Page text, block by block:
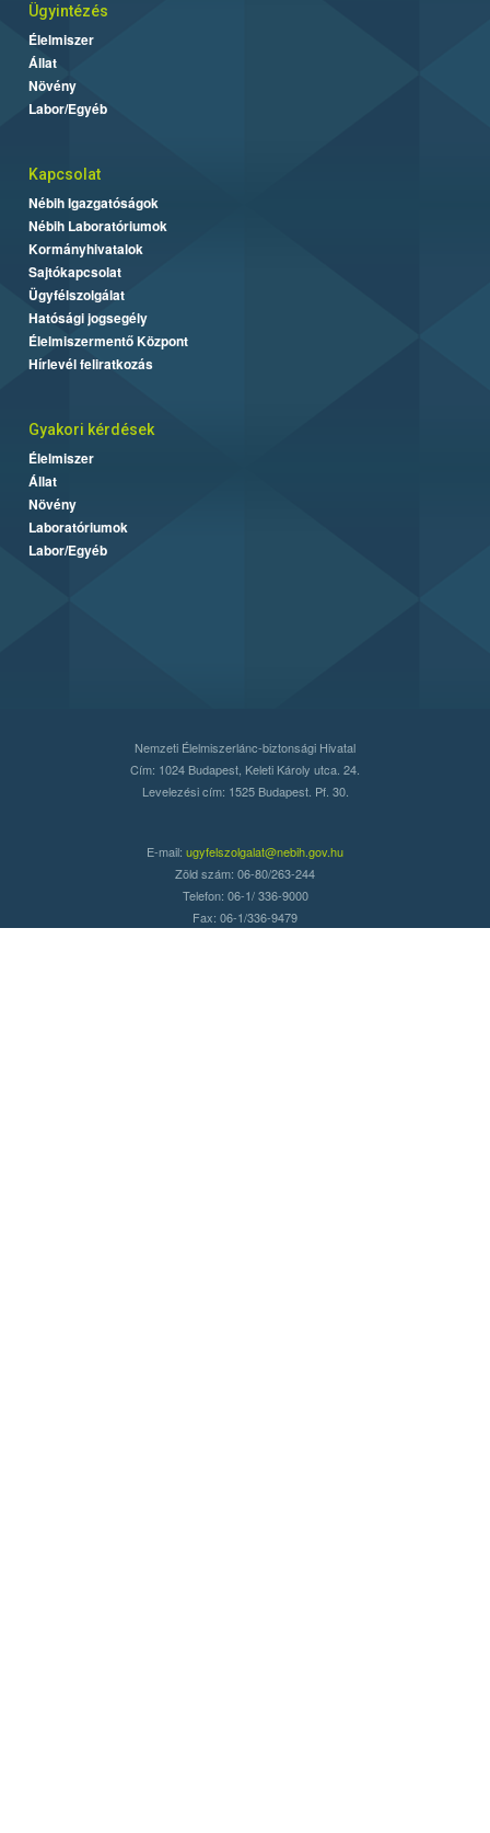
Ügyintézés
Élelmiszer
Állat
Növény
Labor/Egyéb
Kapcsolat
Nébih Igazgatóságok
Nébih Laboratóriumok
Kormányhivatalok
Sajtókapcsolat
Ügyfélszolgálat
Hatósági jogsegély
Élelmiszermentő Központ
Hírlevél feliratkozás
Gyakori kérdések
Élelmiszer
Állat
Növény
Laboratóriumok
Labor/Egyéb
Nemzeti Élelmiszerlánc-biztonsági Hivatal
Cím: 1024 Budapest, Keleti Károly utca. 24.
Levelezési cím: 1525 Budapest. Pf. 30.
E-mail: ugyfelszolgalat@nebih.gov.hu
Zöld szám: 06-80/263-244
Telefon: 06-1/ 336-9000
Fax: 06-1/336-9479